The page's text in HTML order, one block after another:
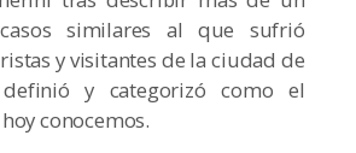
similares al que sufrió
y visitantes de la ciudad de
y categorizó como el
conocemos.